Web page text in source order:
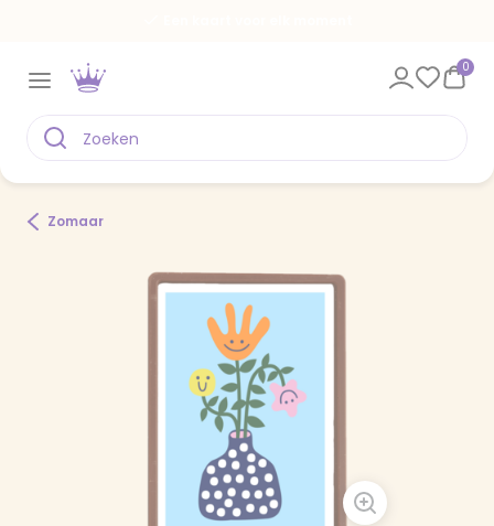
0
Zomaar